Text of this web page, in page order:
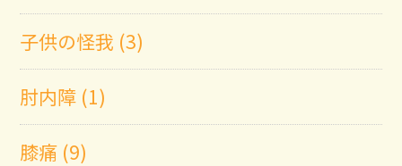
子供の怪我 (3)
肘内障 (1)
膝痛 (9)